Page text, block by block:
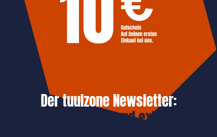
Der tuulzone Newsletter:
Jetzt anmelden und exklusive